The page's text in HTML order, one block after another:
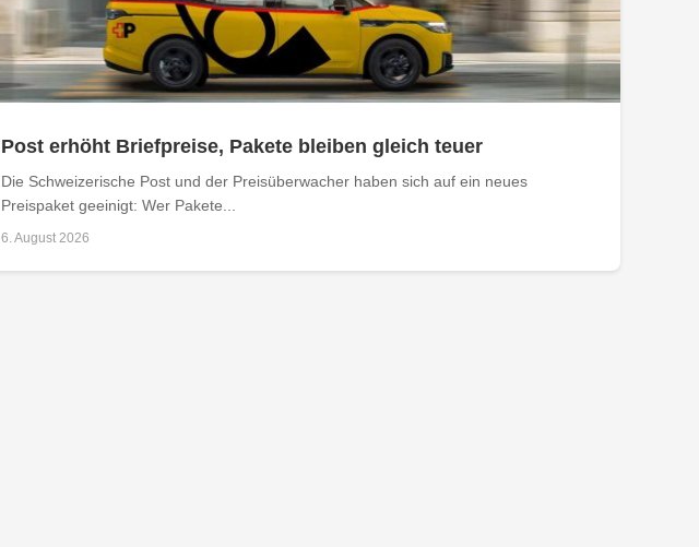
Post erhöht Briefpreise, Pakete bleiben gleich teuer
Die Schweizerische Post und der Preisüberwacher haben sich auf ein neues
Preispaket geeinigt: Wer Pakete...
6. August 2026